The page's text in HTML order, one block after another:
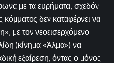
με τα ευρήματα, σχεδόν
κόμματος δεν καταφέρνει να
με τον νεοεισερχόμενο
(κίνημα «Άλμα») να
εξαίρεση, όντας ο μόνος